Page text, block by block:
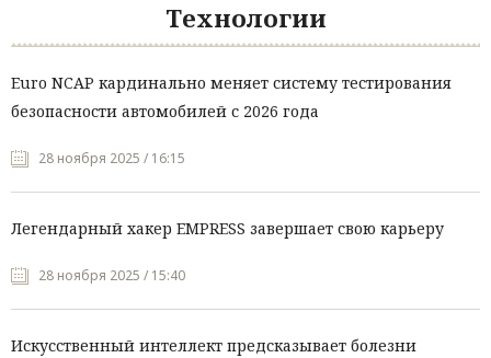
Технологии
Euro NCAP кардинально меняет систему тестирования
безопасности автомобилей с 2026 года
28 ноября 2025 / 16:15
Легендарный хакер EMPRESS завершает свою карьеру
28 ноября 2025 / 15:40
Искусственный интеллект предсказывает болезни